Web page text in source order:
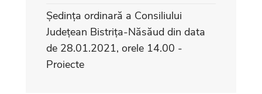
Ședința ordinară a Consiliului
Județean Bistrița-Năsăud din data
de 28.01.2021, orele 14.00 -
Proiecte